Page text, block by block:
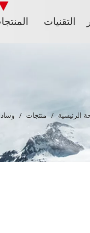
التقنيات
الرئيسية / منتجات /